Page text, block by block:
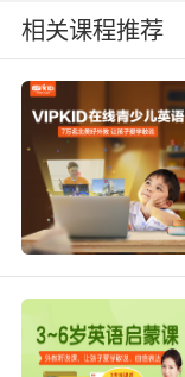
高听力和口语
Video。这款
的视频内容，
等。PBS Kids
子们在观看视
包含了大量的
方面。此外，
功能，让家长
习与娱乐的
Starfall。这款
童设计，内容
字母、单词、
相关课程推荐